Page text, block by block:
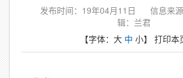
发布时间：19年04月11日 信息来
辑：兰君
【字体： 大 中 小】 打印本